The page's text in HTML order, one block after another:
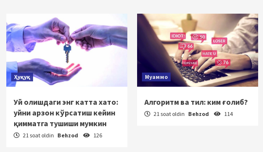
Ҳуқуқ
Уй олишдаги энг катта хато:
уйни арзон кўрсатиш кейин
қимматга тушиши мумкин
21 soat oldin Behzod 126
Муаммо
Алгоритм ва тил: ким ғолиб?
21 soat oldin Behzod 114